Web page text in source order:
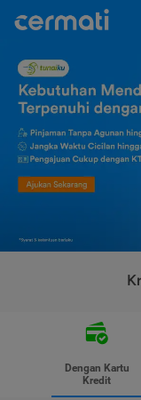
Dengan Kartu
Kredit